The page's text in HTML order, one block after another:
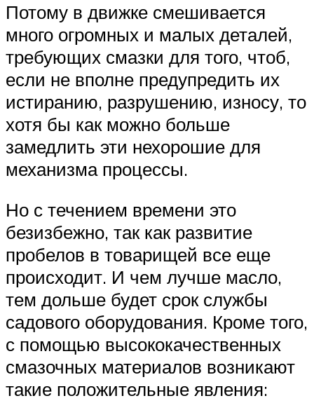
Потому в движке смешивается
много огромных и малых деталей,
требующих смазки для того, чтоб,
если не вполне предупредить их
истиранию, разрушению, износу, то
хотя бы как можно больше
замедлить эти нехорошие для
механизма процессы.
Но с течением времени это
безизбежно, так как развитие
пробелов в товарищей все еще
происходит. И чем лучше масло,
тем дольше будет срок службы
садового оборудования. Кроме того,
с помощью высококачественных
смазочных материалов возникают
такие положительные явления: